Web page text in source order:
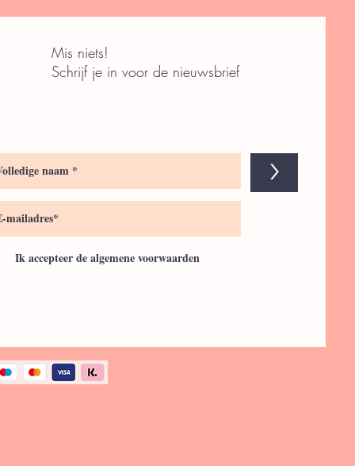
Mis niets!
Schrijf je in voor de nieuwsbrief
>
Ik accepteer de algemene voorwaarden